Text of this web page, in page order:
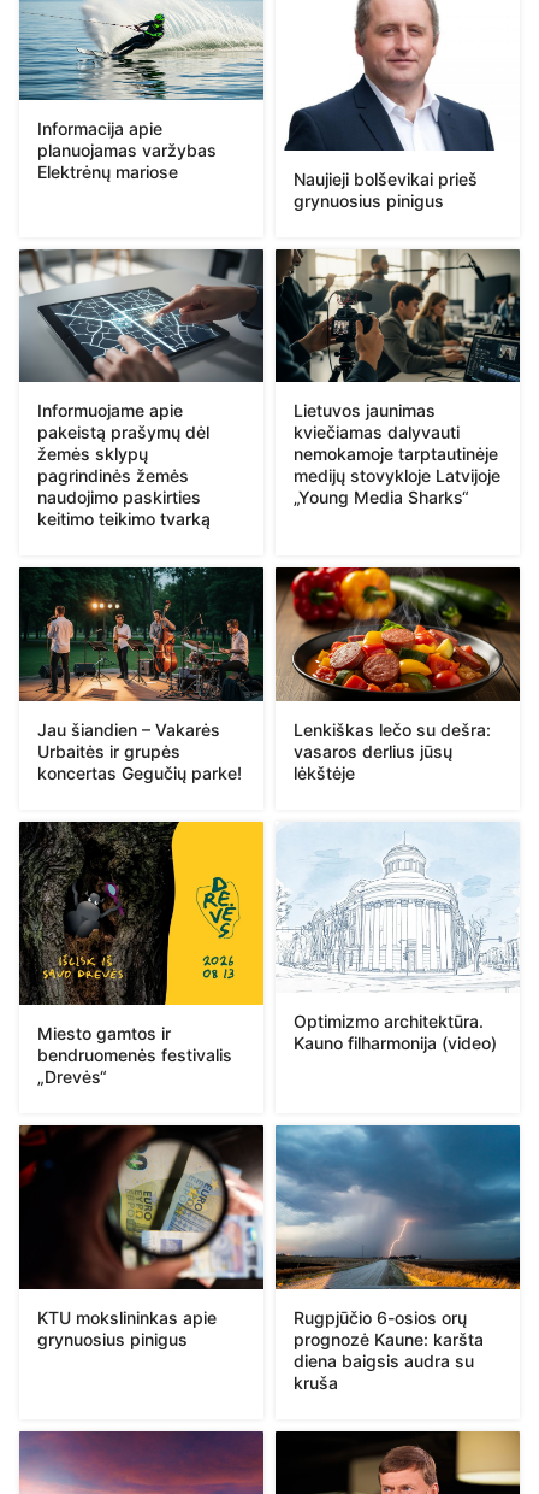
Informacija apie
planuojamas varžybas
Elektrėnų mariose
Naujieji bolševikai prieš
grynuosius pinigus
Informuojame apie
pakeistą prašymų dėl
žemės sklypų
pagrindinės žemės
naudojimo paskirties
keitimo teikimo tvarką
Lietuvos jaunimas
kviečiamas dalyvauti
nemokamoje tarptautinėje
medijų stovykloje Latvijoje
„Young Media Sharks“
Jau šiandien – Vakarės
Urbaitės ir grupės
koncertas Gegučių parke!
Lenkiškas lečo su dešra:
vasaros derlius jūsų
lėkštėje
Miesto gamtos ir
bendruomenės festivalis
„Drevės“
Optimizmo architektūra.
Kauno filharmonija (video)
KTU mokslininkas apie
grynuosius pinigus
Rugpjūčio 6-osios orų
prognozė Kaune: karšta
diena baigsis audra su
kruša